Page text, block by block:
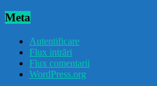
Meta
Autentificare
Flux intrări
Flux comentarii
WordPress.org